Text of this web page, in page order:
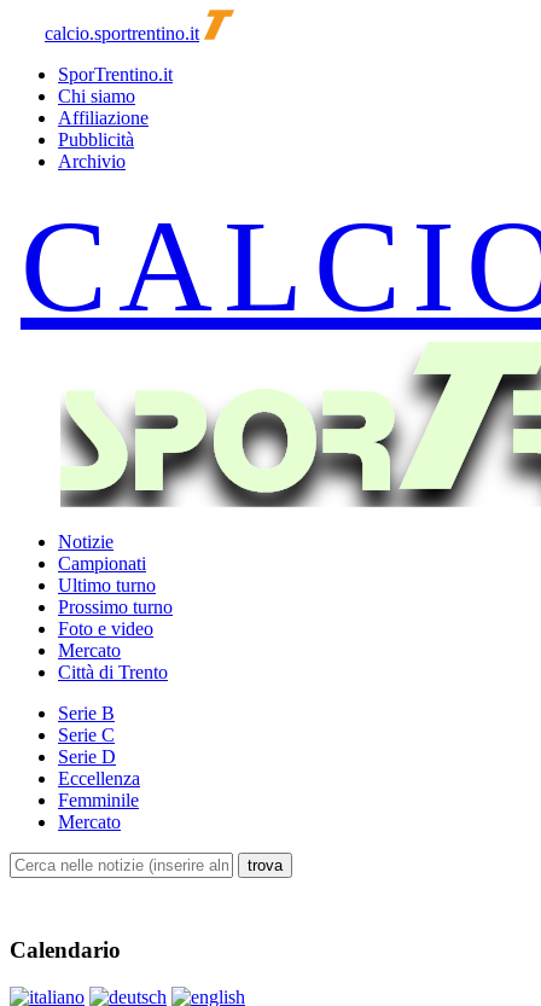
calcio.sportrentino.it
SporTrentino.it
Chi siamo
Affiliazione
Pubblicità
Archivio
Notizie
Campionati
Ultimo turno
Prossimo turno
Foto e video
Mercato
Città di Trento
Serie B
Serie C
Serie D
Eccellenza
Femminile
Mercato
Calendario